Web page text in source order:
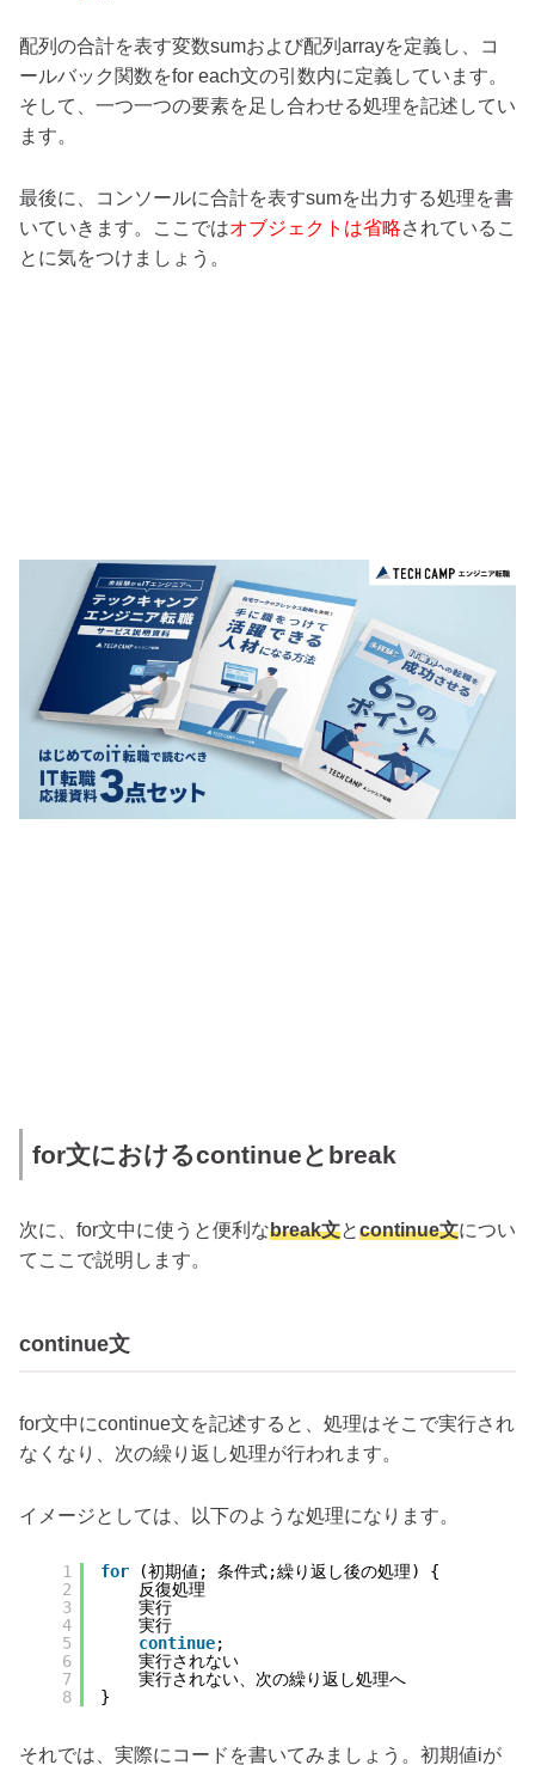
配列の合計を表す変数sumおよび配列arrayを定義し、コ
ールバック関数をfor each文の引数内に定義しています。
そして、一つ一つの要素を足し合わせる処理を記述してい
ます。
最後に、コンソールに合計を表すsumを出力する処理を書
いていきます。ここではオブジェクトは省略されているこ
とに気をつけましょう。
for文におけるcontinueとbreak
次に、for文中に使うと便利なbreak文とcontinue文につい
てここで説明します。
continue文
for文中にcontinue文を記述すると、処理はそこで実行され
なくなり、次の繰り返し処理が行われます。
イメージとしては、以下のような処理になります。
1
2
3
4
5
6
7
8
for
(初期値; 条件式;繰り返し後の処理) {
反復処理
実行
実行
continue;
実行されない
実行されない、次の繰り返し処理へ
}
それでは、実際にコードを書いてみましょう。初期値iが